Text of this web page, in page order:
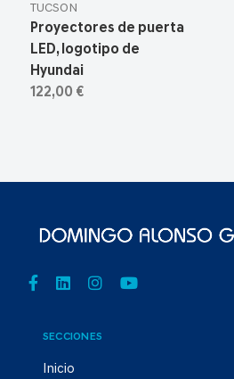
TUCSON
Proyectores de puerta
LED, logotipo de
Hyundai
122,00 €
SECCIONES
Inicio